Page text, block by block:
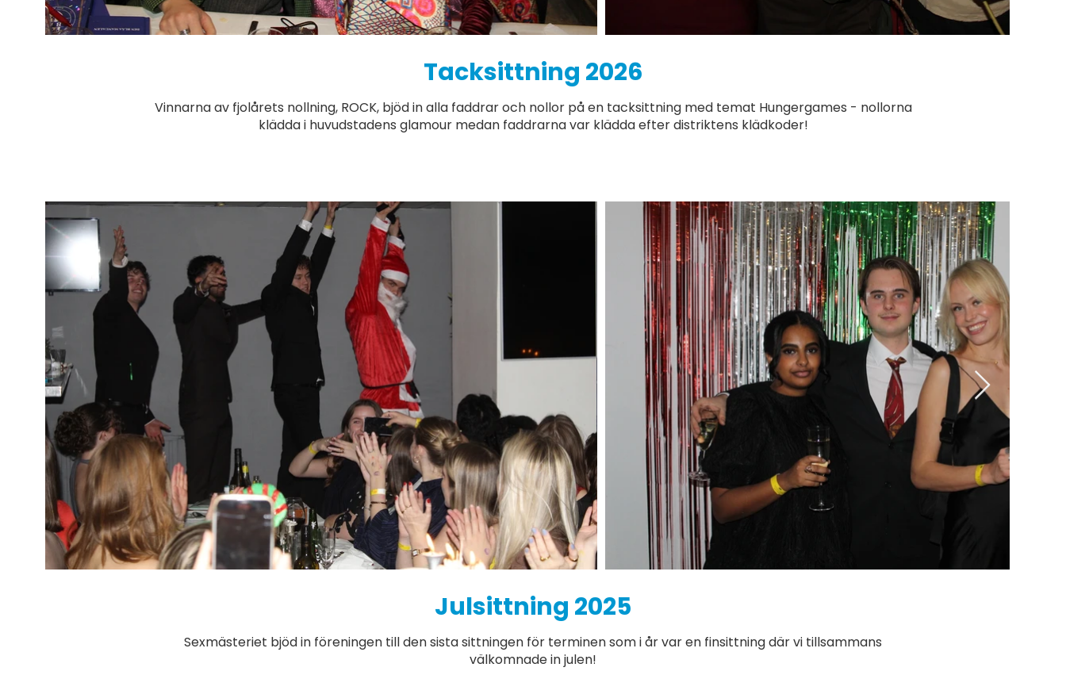
Tacksittning 2026
Vinnarna av fjolårets nollning, ROCK, bjöd in alla faddrar och nollor på en tacksittning med temat Hungergames - nollorna
klädda i huvudstadens glamour medan faddrarna var klädda efter distriktens klädkoder!
Julsittning 2025
Sexmästeriet bjöd in föreningen till den sista sittningen för terminen som i år var en finsittning där vi tillsammans
välkomnade in julen!